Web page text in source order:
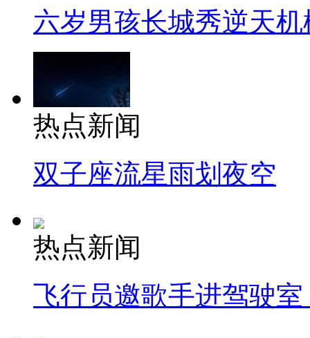
六岁男孩长城秀逆天机
热点新闻
双子座流星雨划夜空
热点新闻
飞行员邀歌手进驾驶